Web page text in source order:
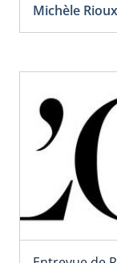
Michèle Rioux